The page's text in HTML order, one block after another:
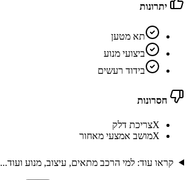
יתרונות
תא מטען
ביצועי מנוע
בידוד רעשים
חסרונות
Xצריכת דלק
Xמושב אמצעי מאחור
קראו עוד: למי הרכב מתאים, עיצוב, מנוע ועוד...